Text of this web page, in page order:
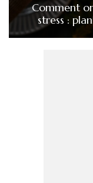
Comment
stress :